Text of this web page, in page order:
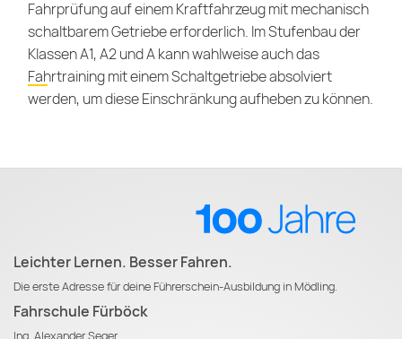
Fahrprüfung auf einem Kraftfahrzeug mit mechanisch
schaltbarem Getriebe erforderlich. Im Stufenbau der
Klassen A1, A2 und A kann wahlweise auch das
Fahrtrainingmit einem Schaltgetriebe absolviert
werden, um diese Einschränkung aufheben zu können.
Leichter Lernen. Besser Fahren.
Die erste Adresse für deine Führerschein-Ausbildung in Mödling.
Fahrschule Fürböck
Ing. Alexander Seger